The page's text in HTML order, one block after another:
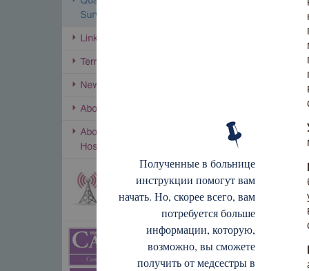
Полученные в больнице
инструкции помогут вам
начать. Но, скорее всего, вам
потребуется больше
информации, которую,
возможно, вы сможете
получить от медсестры в